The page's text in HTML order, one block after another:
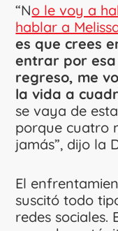
“No le voy a
hablar a
es que crees
entrar por
regreso, me
la vida a
se vaya de
porque cuatro
jamás”, dijo la
El
suscitó todo
redes sociales.